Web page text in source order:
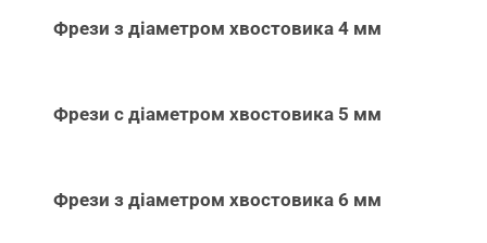
Фрези з діаметром хвостовика 4 мм
Фрези с діаметром хвостовика 5 мм
Фрези з діаметром хвостовика 6 мм